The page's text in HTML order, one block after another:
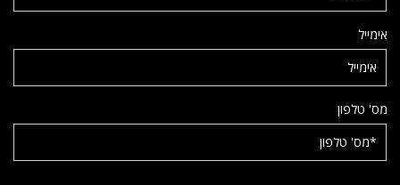
אימייל
מס' טלפון